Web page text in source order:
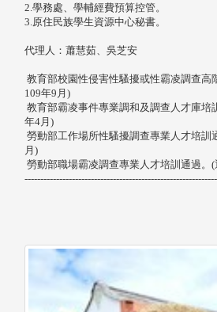
2.學務處、學輔經費預算控管。
3.原住民族學生資源中心秘書。
代理人：蕭慧茹、吳芝安
教育部校園性侵害性騷擾或性霸凌調查高
109年9月)
教育部霸凌事件專業調和及調查人才庫培
年4月)
勞動部工作場所性騷擾調查專業人才培訓
月)
勞動部職場霸凌調查專業人才培訓通過。